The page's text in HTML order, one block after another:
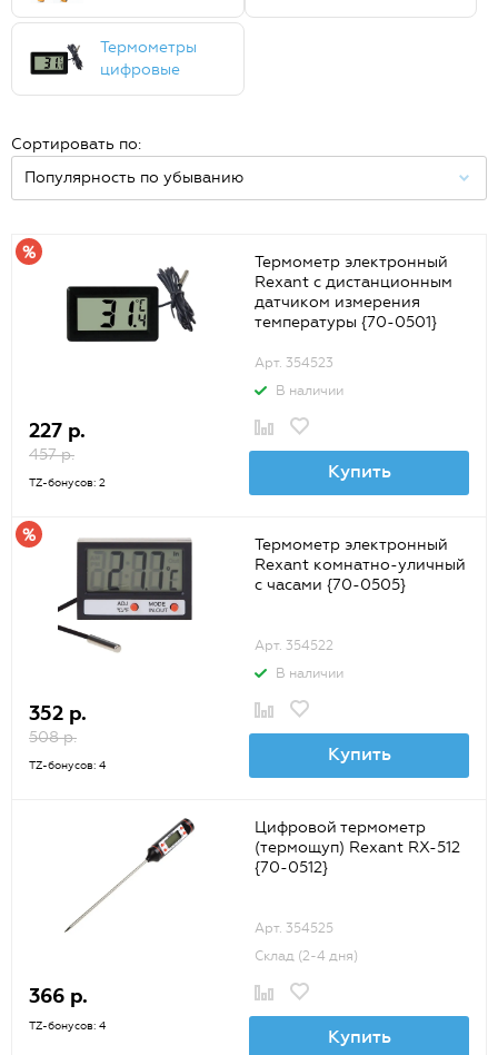
Термометры
цифровые
Сортировать по:
Термометр электронный
Rexant с дистанционным
датчиком измерения
температуры {70-0501}
Арт. 354523
В наличии
227 р.
457 р.
TZ-бонусов: 2
Купить
Термометр электронный
Rexant комнатно-уличный
с часами {70-0505}
Арт. 354522
В наличии
352 р.
508 р.
TZ-бонусов: 4
Купить
Цифровой термометр
(термощуп) Rexant RX-512
{70-0512}
Арт. 354525
Склад (2-4 дня)
366 р.
TZ-бонусов: 4 Купить